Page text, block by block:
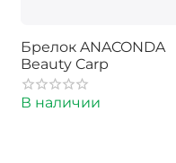
Брелок ANACONDA
Beauty Carp
В наличии